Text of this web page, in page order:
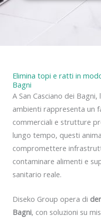
Elimina topi e ratti in
Bagni
A San Casciano dei
ambienti rappresenta un
commerciali e strutture
lungo tempo, questi
compromettere
contaminare alimenti e
sanitario reale.
Diseko Group opera di
Bagni, con soluzioni su